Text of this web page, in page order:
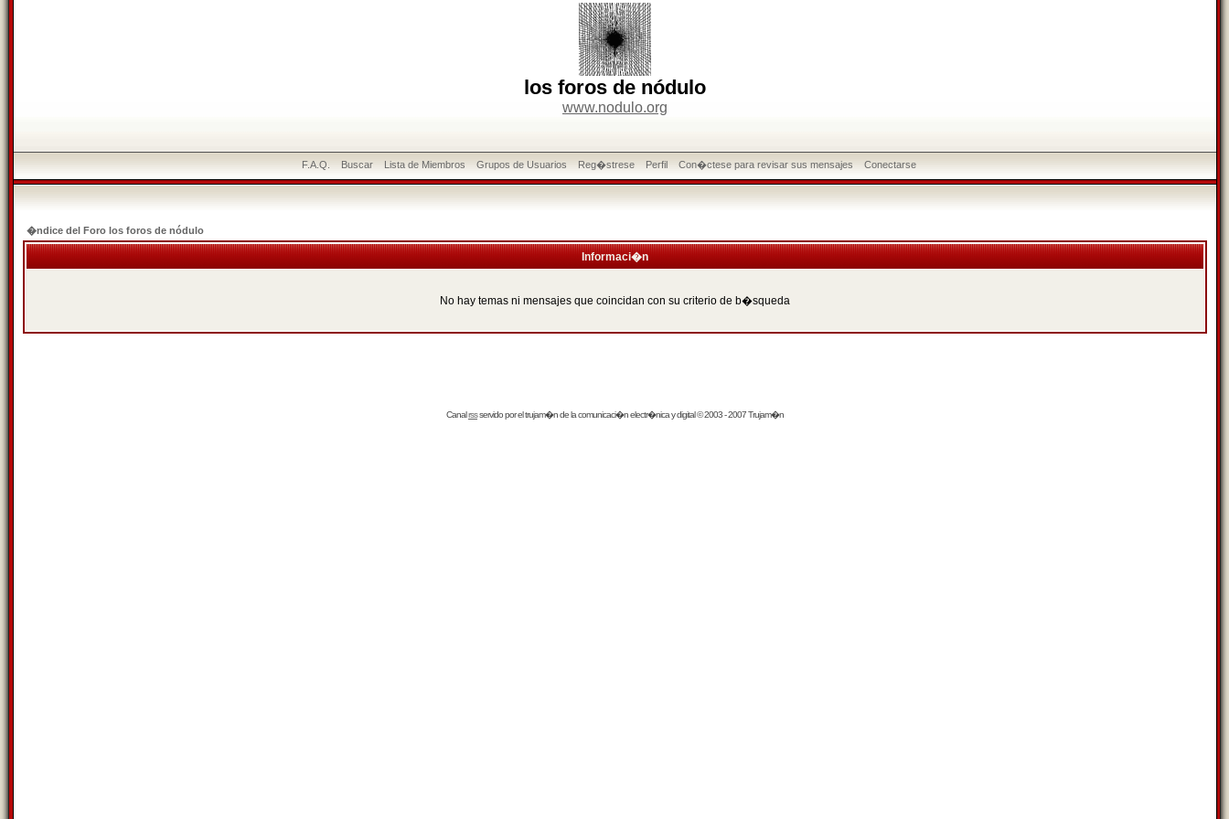
los foros de nódulo
www.nodulo.org
F.A.Q. Buscar Lista de Miembros Grupos de Usuarios Reg�strese Perfil Con�ctese para revisar sus mensajes Conectarse
�ndice del Foro los foros de nódulo
Informaci�n
No hay temas ni mensajes que coincidan con su criterio de b�squeda
Canalrssservido por eltrujam�nde la comunicaci�n electr�nica y digital © 2003 - 2007 Trujam�n